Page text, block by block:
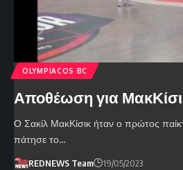
OLYMPIACOS BC
Αποθέωση για
Ο Σακίλ ΜακΚίσικ ήταν ο πρώτος
πάτησε το…
REDNEWS Team 19/05/2023